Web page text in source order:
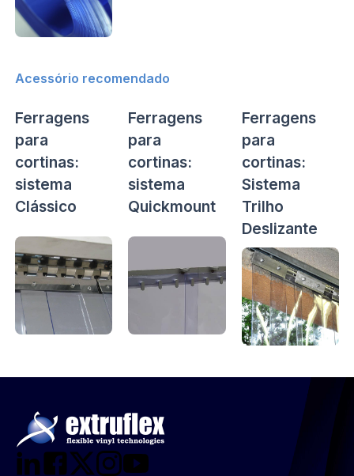
Acessório recomendado
Ferragens
para
cortinas:
sistema
Clássico
Ferragens
para
cortinas:
sistema
Quickmount
Ferragens
para
cortinas:
Sistema
Trilho
Deslizante